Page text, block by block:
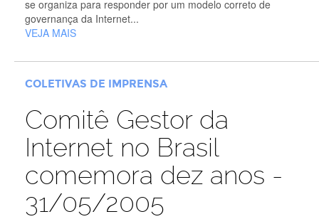
se organiza para responder por um modelo correto de
governança da Internet...
VEJA MAIS
COLETIVAS DE IMPRENSA
Comitê Gestor da
Internet no Brasil
comemora dez anos -
31/05/2005